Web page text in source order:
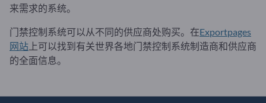
来需求的系统。
门禁控制系统可以从不同的供应商处购买。在Exportpages
网站 上可以找到有关世界各地门禁控制系统制造商和供应商
的全面信息。